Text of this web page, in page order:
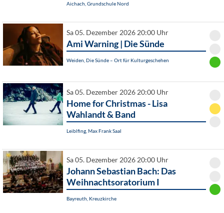
Aichach, Grundschule Nord
Sa 05. Dezember 2026 20:00 Uhr
Ami Warning | Die Sünde
Weiden, Die Sünde – Ort für Kulturgeschehen
Sa 05. Dezember 2026 20:00 Uhr
Home for Christmas - Lisa
Wahlandt & Band
Leiblfing, Max Frank Saal
Sa 05. Dezember 2026 20:00 Uhr
Johann Sebastian Bach: Das
Weihnachtsoratorium I
Bayreuth, Kreuzkirche